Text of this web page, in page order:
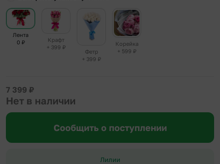
Лента
0 ₽
Крафт
+ 399 ₽
Фетр
+ 399 ₽
Корейка
+ 599 ₽
7 399 ₽
Нет в наличии
Сообщить о поступлении
Лилии